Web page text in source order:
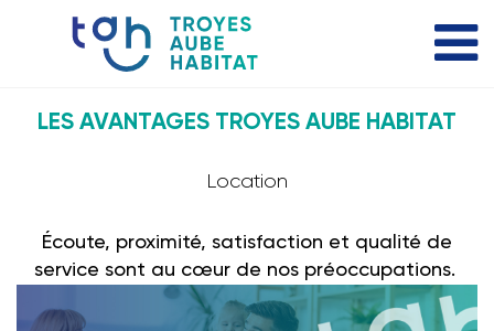
LES AVANTAGES TROYES AUBE HABITAT
Location
Écoute, proximité, satisfaction et qualité de
service sont au cœur de nos préoccupations.